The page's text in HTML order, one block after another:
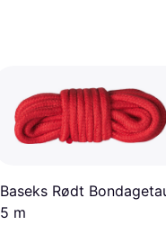
Baseks Rødt
5 m